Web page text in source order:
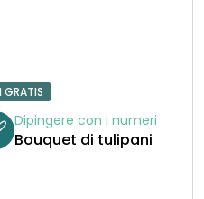
GRATIS
Dipingere con i numeri
Bouquet di tulipani